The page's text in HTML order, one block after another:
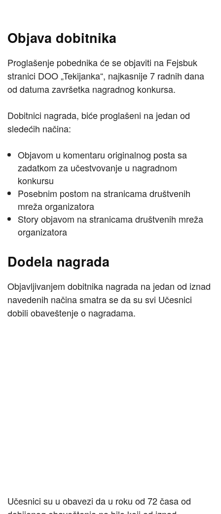
Objava dobitnika
Proglašenje pobednika će se objaviti na Fejsbuk
stranici DOO „Tekijanka“, najkasnije 7 radnih dana
od datuma završetka nagradnog konkursa.
Dobitnici nagrada, biće proglašeni na jedan od
sledećih načina:
Objavom u komentaru originalnog posta sa
zadatkom za učestvovanje u nagradnom
konkursu
Posebnim postom na stranicama društvenih
mreža organizatora
Story objavom na stranicama društvenih mreža
organizatora
Dodela nagrada
Objavljivanjem dobitnika nagrada na jedan od iznad
navedenih načina smatra se da su svi Učesnici
dobili obaveštenje o nagradama.
Učesnici su u obavezi da u roku od 72 časa od